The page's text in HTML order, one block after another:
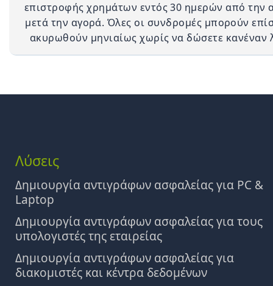
επιστροφής χρημάτων εντός 30 ημερών από την
μετά την αγορά. Όλες οι συνδρομές μπορούν
ακυρωθούν μηνιαίως χωρίς να δώσετε κανέναν
Λύσεις
Δημιουργία αντιγράφων ασφαλείας για PC &
Laptop
Δημιουργία αντιγράφων ασφαλείας για τους
υπολογιστές της εταιρείας
Δημιουργία αντιγράφων ασφαλείας για
διακομιστές και κέντρα δεδομένων